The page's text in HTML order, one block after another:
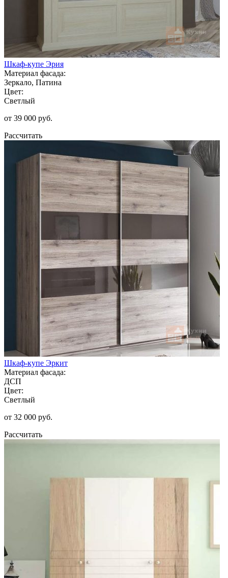
Шкаф-купе Эрия
Материал фасада:
Зеркало, Патина
Цвет:
Светлый
от 39 000 руб.
Рассчитать
Шкаф-купе Эркит
Материал фасада:
ДСП
Цвет:
Светлый
от 32 000 руб.
Рассчитать